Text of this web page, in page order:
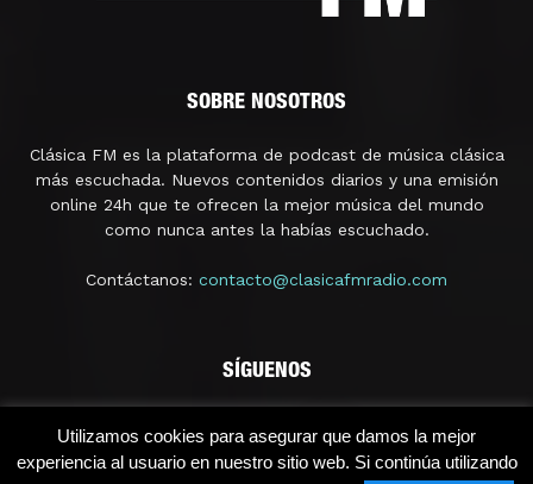
SOBRE NOSOTROS
Clásica FM es la plataforma de podcast de música clásica
más escuchada. Nuevos contenidos diarios y una emisión
online 24h que te ofrecen la mejor música del mundo
como nunca antes la habías escuchado.
Contáctanos: contacto@clasicafmradio.com
SÍGUENOS
Utilizamos cookies para asegurar que damos la mejor
experiencia al usuario en nuestro sitio web. Si continúa utilizando